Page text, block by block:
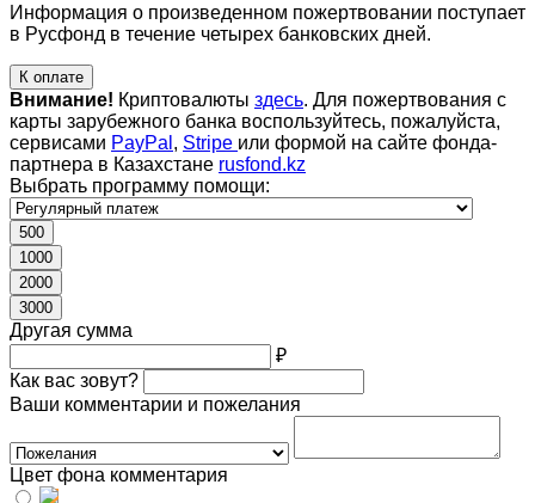
Информация о произведенном пожертвовании поступает
в Русфонд в течение четырех банковских дней.
К оплате
Внимание! Криптовалюты здесь. Для пожертвования с
карты зарубежного банка воспользуйтесь, пожалуйста,
сервисами PayPal , Stripe или формой на сайте фонда-
партнера в Казахстане rusfond.kz
Выбрать программу помощи:
500
1000
2000
3000
Другая сумма
₽
Как вас зовут?
Ваши комментарии и пожелания
Цвет фона комментария